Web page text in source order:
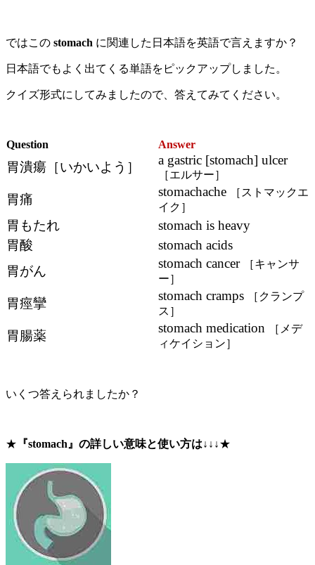
ではこの stomach に関連した日本語を英語で言えますか？
日本語でもよく出てくる単語をピックアップしました。
クイズ形式にしてみましたので、答えてみてください。
Question Answer
胃潰瘍［いかいよう］ a gastric [stomach] ulcer
［エルサー］
胃痛
stomachache
［ストマックエ
イク］
胃もたれ
stomach is heavy
胃酸
stomach acids
胃がん
stomach cancer
［キャンサ
ー］
胃痙攣
stomach cramps
［クランプ
ス］
胃腸薬
stomach medication
［メデ
ィケイション］
いくつ答えられましたか？
★ 『stomach』の詳しい意味と使い方は↓↓↓★